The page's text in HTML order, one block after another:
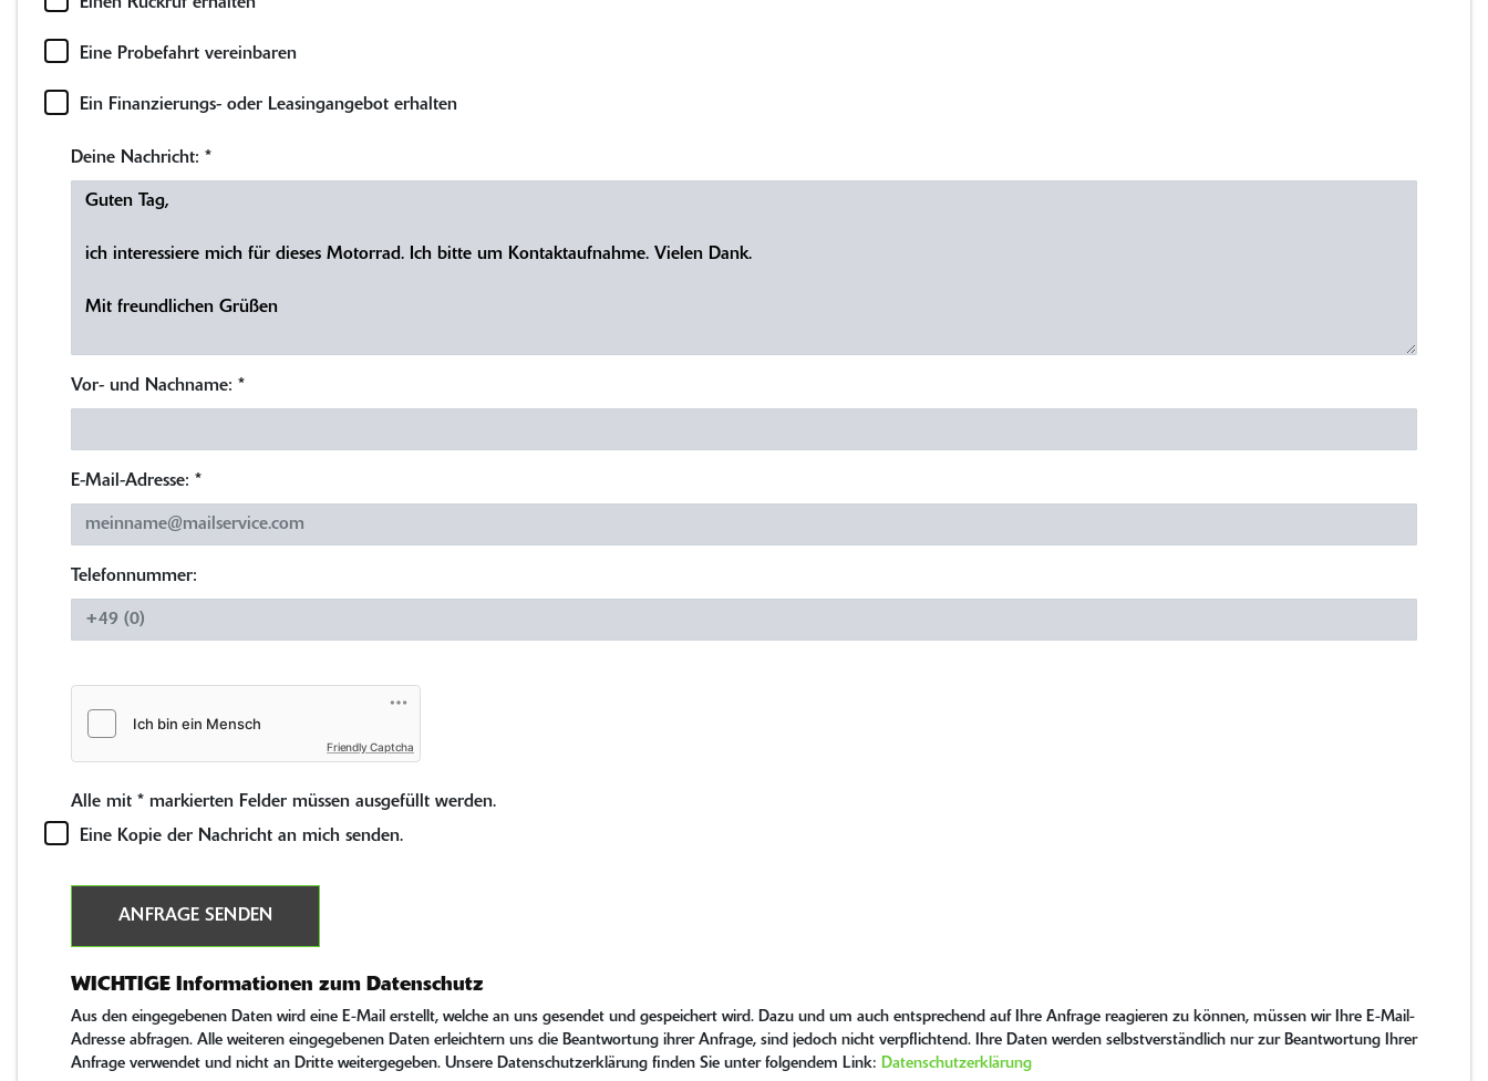
Eine Probefahrt vereinbaren
Ein Finanzierungs- oder Leasingangebot erhalten
Deine Nachricht: *
Vor- und Nachname: *
E-Mail-Adresse: *
Telefonnummer:
Friendly Captcha
Alle mit * markierten Felder müssen ausgefüllt werden.
Eine Kopie der Nachricht an mich senden.
ANFRAGE SENDEN
WICHTIGE Informationen zum Datenschutz
Aus den eingegebenen Daten wird eine E-Mail erstellt, welche an uns gesendet und gespeichert wird. Dazu und um auch entsprechend auf Ihre Anfrage reagieren zu können, müssen wir Ihre E-Mail-
Adresse abfragen. Alle weiteren eingegebenen Daten erleichtern uns die Beantwortung ihrer Anfrage, sind jedoch nicht verpflichtend. Ihre Daten werden selbstverständlich nur zur Beantwortung Ihrer
Anfrage verwendet und nicht an Dritte weitergegeben. Unsere Datenschutzerklärung finden Sie unter folgendem Link: Datenschutzerklärung